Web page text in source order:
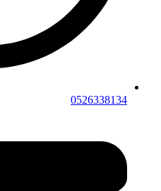
0526338134